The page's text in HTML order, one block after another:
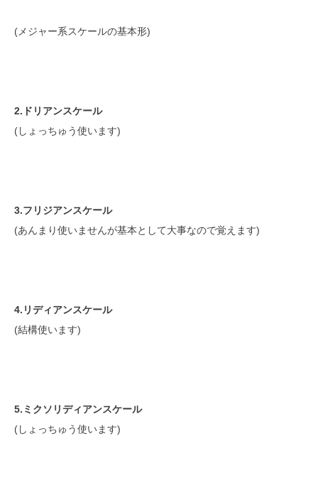
(メジャー系スケールの基本形)
2.ドリアンスケール
(しょっちゅう使います)
3.フリジアンスケール
(あんまり使いませんが基本として大事なので覚えます)
4.リディアンスケール
(結構使います)
5.ミクソリディアンスケール
(しょっちゅう使います)